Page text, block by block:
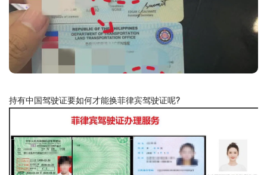
持有中国驾驶证要如何才能换菲律宾驾驶证呢?